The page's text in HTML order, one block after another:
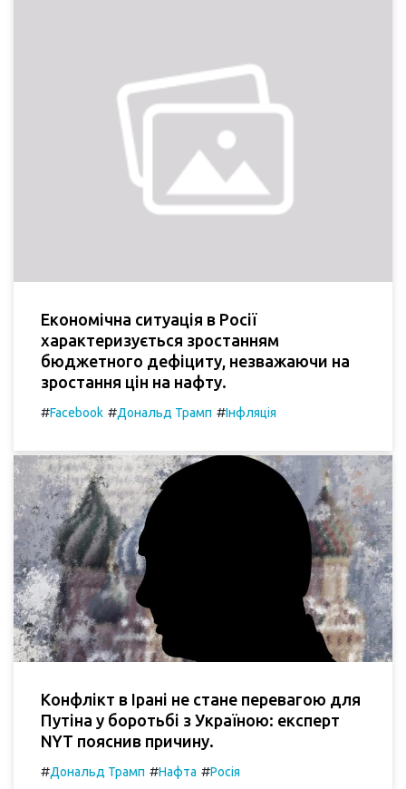
Економічна ситуація в Росії
характеризується зростанням
бюджетного дефіциту, незважаючи на
зростання цін на нафту.
#Facebook #Дональд Трамп #Інфляція
Конфлікт в Ірані не стане перевагою для
Путіна у боротьбі з Україною: експерт
NYT пояснив причину.
#Дональд Трамп #Нафта #Росія